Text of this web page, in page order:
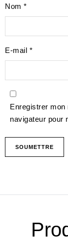
Nom *
E-mail *
Enregistrer
navigateur pour